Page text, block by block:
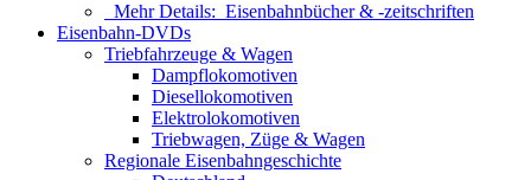
Mehr Details: Eisenbahnbücher & -zeitschriften
Eisenbahn-DVDs
Triebfahrzeuge & Wagen
Dampflokomotiven
Diesellokomotiven
Elektrolokomotiven
Triebwagen, Züge & Wagen
Regionale Eisenbahngeschichte